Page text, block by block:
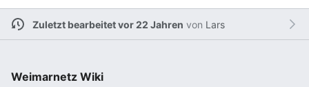
Zuletzt bearbeitet vor 22 Jahren von Lars
Weimarnetz Wiki